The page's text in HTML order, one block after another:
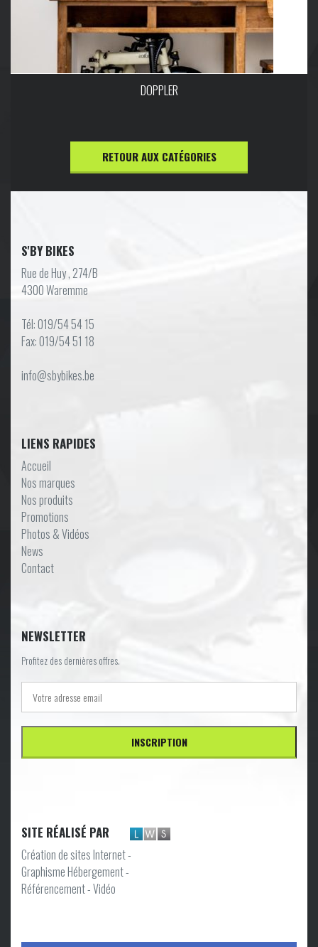
DOPPLER
RETOUR AUX CATÉGORIES
S'BY BIKES
Rue de Huy , 274/B
4300 Waremme
Tél: 019/54 54 15
Fax: 019/54 51 18
info@sbybikes.be
LIENS RAPIDES
Accueil
Nos marques
Nos produits
Promotions
Photos & Vidéos
News
Contact
NEWSLETTER
Profitez des dernières offres.
SITE RÉALISÉ PAR
Création de sites Internet -
Graphisme Hébergement -
Référencement - Vidéo